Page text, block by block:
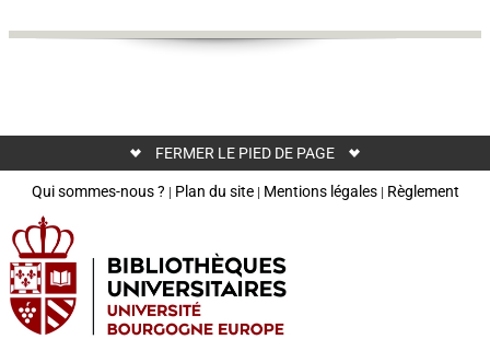
FERMER LE PIED DE PAGE
Qui sommes-nous ? | Plan du site| Mentions légales| Règlement